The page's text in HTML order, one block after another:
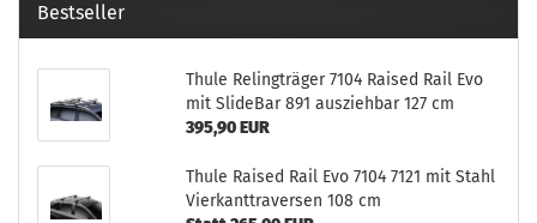
Bestseller
Thule Relingträger 7104 Raised Rail Evo
mit SlideBar 891 ausziehbar 127 cm
395,90 EUR
Thule Raised Rail Evo 7104 7121 mit Stahl
Vierkanttraversen 108 cm